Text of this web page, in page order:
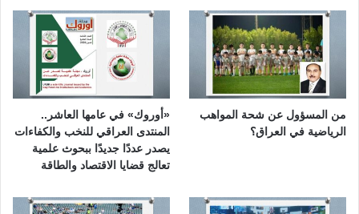
من المسؤول عن شحة المواهب
الرياضية في العراق؟
«أوروك» في عامها العاشر..
المنتدى العراقي للنخب والكفاءات
يصدر عددًا جديدًا ببحوث علمية
تعالج قضايا الاقتصاد والطاقة